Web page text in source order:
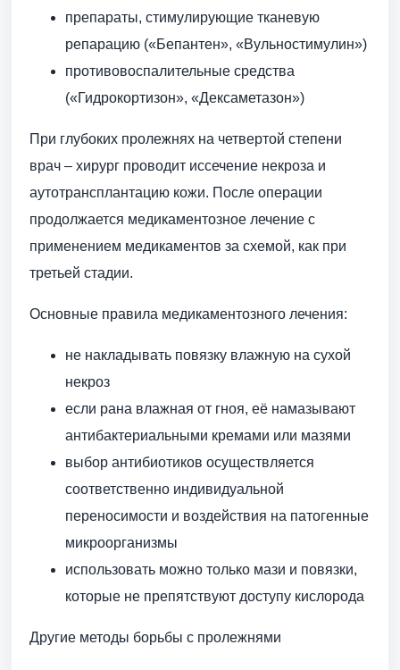
препараты, стимулирующие тканевую
репарацию («Бепантен», «Вульностимулин»)
противовоспалительные средства
(«Гидрокортизон», «Дексаметазон»)
При глубоких пролежнях на четвертой степени
врач – хирург проводит иссечение некроза и
аутотрансплантацию кожи. После операции
продолжается медикаментозное лечение с
применением медикаментов за схемой, как при
третьей стадии.
Основные правила медикаментозного лечения:
не накладывать повязку влажную на сухой
некроз
если рана влажная от гноя, её намазывают
антибактериальными кремами или мазями
выбор антибиотиков осуществляется
соответственно индивидуальной
переносимости и воздействия на патогенные
микроорганизмы
использовать можно только мази и повязки,
которые не препятствуют доступу кислорода
Другие методы борьбы с пролежнями